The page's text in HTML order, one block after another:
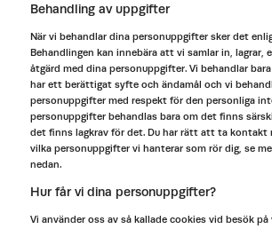
Behandling av uppgifter
När vi behandlar dina personuppgifter sker det
Behandlingen kan innebära att vi samlar in, lagrar,
åtgärd med dina personuppgifter. Vi behandlar
har ett berättigat syfte och ändamål och vi
personuppgifter med respekt för den personliga
personuppgifter behandlas bara om det finns
det finns lagkrav för det. Du har rätt att ta kontakt
vilka personuppgifter vi hanterar som rör dig, se
nedan.
Hur får vi dina personuppgifter?
Vi använder oss av så kallade cookies vid besök på